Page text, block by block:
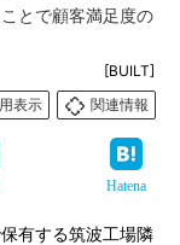
とで顧客満足度の
[BUILT]
表示
関連情報
Hatena
有する筑波工場隣